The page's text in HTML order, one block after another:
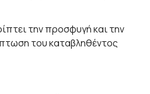
την προσφυγή και την
του καταβληθέντος